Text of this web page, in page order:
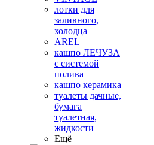
лотки для
заливного,
холодца
AREL
кашпо ЛЕЧУЗА
с системой
полива
кашпо керамика
туалеты дачные,
бумага
туалетная,
жидкости
Ещё